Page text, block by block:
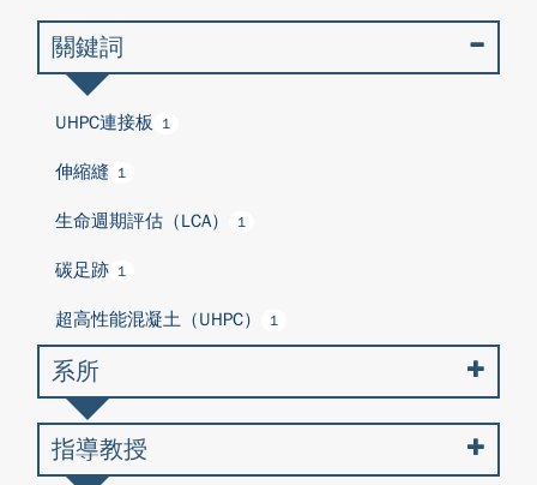
關鍵詞
UHPC連接板 1
伸縮縫 1
生命週期評估（LCA） 1
碳足跡 1
超高性能混凝土（UHPC） 1
系所
指導教授